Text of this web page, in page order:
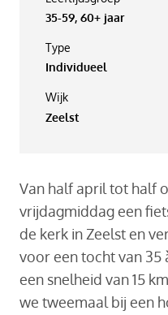
35-59, 60+ jaar
Type
Individueel
Wijk
Zeelst
Van half april tot half
vrijdagmiddag een
de kerk in Zeelst en
voor een tocht van 35
een snelheid van 15
we tweemaal bij een